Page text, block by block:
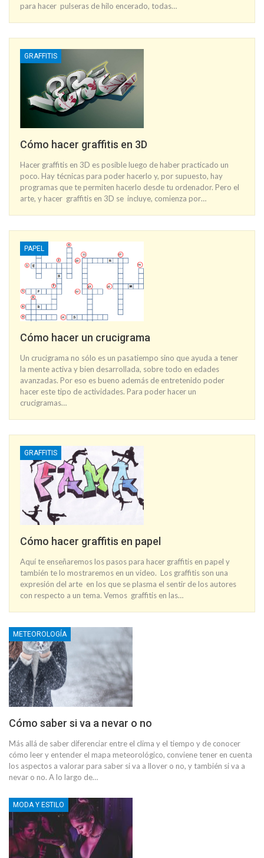
para hacer pulseras de hilo encerado, todas…
GRAFFITIS
Cómo hacer graffitis en 3D
Hacer graffitis en 3D es posible luego de haber practicado un
poco. Hay técnicas para poder hacerlo y, por supuesto, hay
programas que te permiten hacerlo desde tu ordenador. Pero el
arte, y hacer graffitis en 3D se incluye, comienza por…
PAPEL
Cómo hacer un crucigrama
Un crucigrama no sólo es un pasatiempo sino que ayuda a tener
la mente activa y bien desarrollada, sobre todo en edades
avanzadas. Por eso es bueno además de entretenido poder
hacer este tipo de actividades. Para poder hacer un
crucigramas…
GRAFFITIS
Cómo hacer graffitis en papel
Aquí te enseñaremos los pasos para hacer graffitis en papel y
también te lo mostraremos en un video. Los graffitis son una
expresión del arte en los que se plasma el sentir de los autores
con respecto a un tema. Vemos graffitis en las…
METEOROLOGÍA
Cómo saber si va a nevar o no
Más allá de saber diferenciar entre el clima y el tiempo y de conocer
cómo leer y entender el mapa meteorológico, conviene tener en cuenta
los aspectos a valorar para saber si va a llover o no, y también si va a
nevar o no. A lo largo de…
MODA Y ESTILO